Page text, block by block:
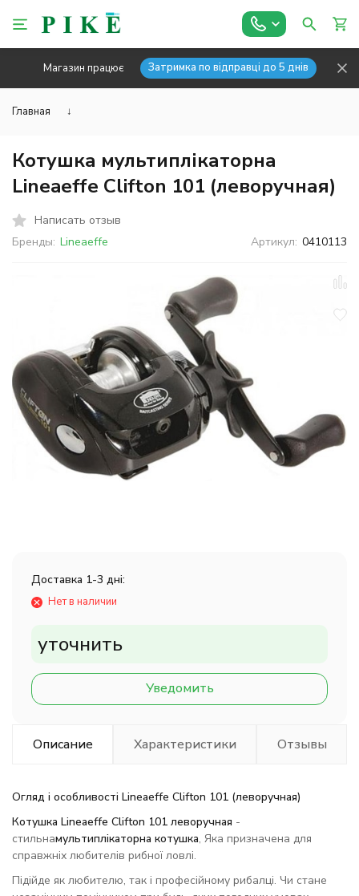
Магазин працює Затримка по відправці до 5 днів
Главная ↓
Котушка мультиплікаторна
Lineaeffe Clifton 101 (леворучная)
Написать отзыв
Бренды: Lineaeffe Артикул: 0410113
Доставка 1-3 дні:
Нет в наличии
уточнить
Уведомить
Описание Характеристики Отзывы
Огляд і особливості Lineaeffe Clifton 101 (леворучная)
Котушка Lineaeffe Clifton 101 леворучная -
стильнамультиплікаторна котушка, Яка призначена для
справжніх любителів рибної ловлі.
Підійде як любителю, так і професійному рибалці. Чи стане